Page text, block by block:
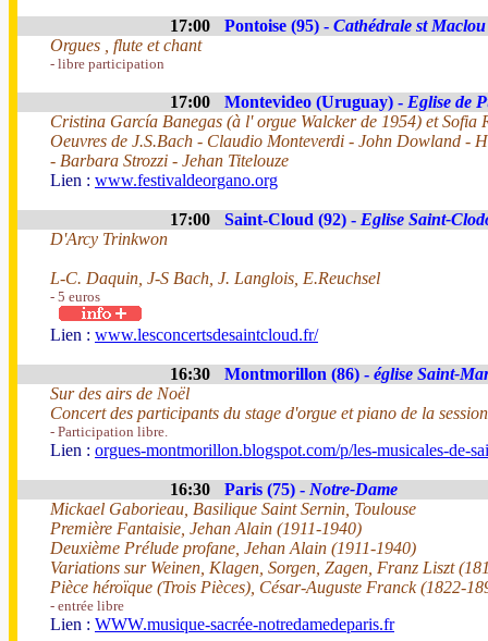
17:00 Pontoise (95) - Cathédrale st Maclou
Orgues , flute et chant
- libre participation
17:00 Montevideo (Uruguay) - Eglise de
Cristina García Banegas (à l' orgue Walcker de 1954) et Sofia
Oeuvres de J.S.Bach - Claudio Monteverdi - John Dowland -
- Barbara Strozzi - Jehan Titelouze
Lien : www.festivaldeorgano.org
17:00 Saint-Cloud (92) - Eglise Saint-
D'Arcy Trinkwon
L-C. Daquin, J-S Bach, J. Langlois, E.Reuchsel
- 5 euros
Lien : www.lesconcertsdesaintcloud.fr/
16:30 Montmorillon (86) - église Saint-
Sur des airs de Noël
Concert des participants du stage d'orgue et piano de la
- Participation libre.
Lien : orgues-montmorillon.blogspot.com/p/les-musicales-de-
16:30 Paris (75) - Notre-Dame
Mickael Gaborieau, Basilique Saint Sernin, Toulouse
Première Fantaisie, Jehan Alain (1911-1940)
Deuxième Prélude profane, Jehan Alain (1911-1940)
Variations sur Weinen, Klagen, Sorgen, Zagen, Franz Liszt
Pièce héroïque (Trois Pièces), César-Auguste Franck (1822-
- entrée libre
Lien : WWW.musique-sacrée-notredamedeparis.fr